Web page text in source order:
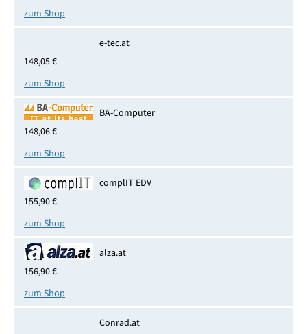
zum Shop
e-tec.at
148,05 €
zum Shop
BA-Computer
148,06 €
zum Shop
complIT EDV
155,90 €
zum Shop
alza.at
156,90 €
zum Shop
Conrad.at